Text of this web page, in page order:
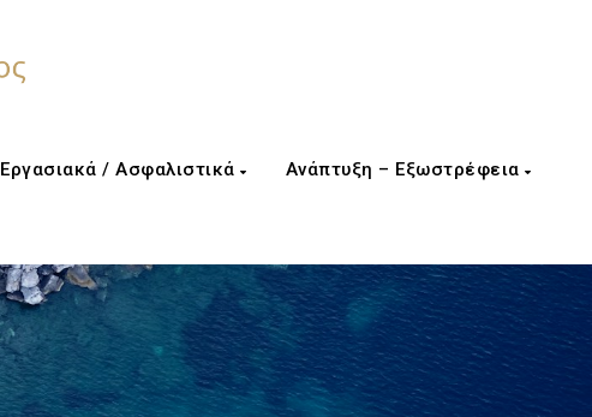
Εργασιακά / Ασφαλιστικά Ανάπτυξη – Εξωστρέφεια